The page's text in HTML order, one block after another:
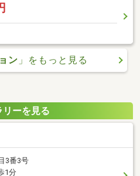
ン 」をもっと見る
ーを見る
3番3号
1分